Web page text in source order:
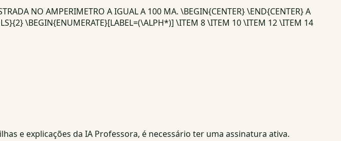
NO AMPERIMETRO A IGUAL A 100 MA. \BEGIN{CENTER} \END{CENTER} A
\BEGIN{ENUMERATE}[LABEL=(\ALPH*)] \ITEM 8 \ITEM 10 \ITEM 12 \ITEM 14
e explicações da IA Professora, é necessário ter uma assinatura ativa.